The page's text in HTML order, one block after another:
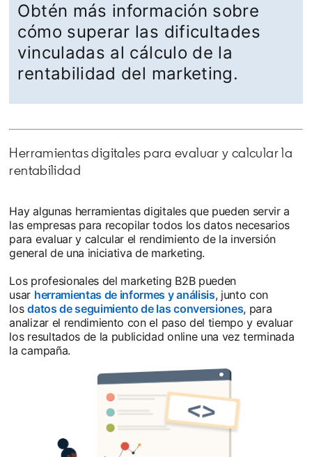
Obtén más información sobre
cómo superar las dificultades
vinculadas al cálculo de la
rentabilidad del marketing.
Herramientas digitales para evaluar y calcular la
rentabilidad
Hay algunas herramientas digitales que pueden servir a
las empresas para recopilar todos los datos necesarios
para evaluar y calcular el rendimiento de la inversión
general de una iniciativa de marketing.
Los profesionales del marketing B2B pueden
usar herramientas de informes y análisis, junto con
losdatos de seguimiento de las conversiones, para
analizar el rendimiento con el paso del tiempo y evaluar
los resultados de la publicidad online una vez terminada
la campaña.